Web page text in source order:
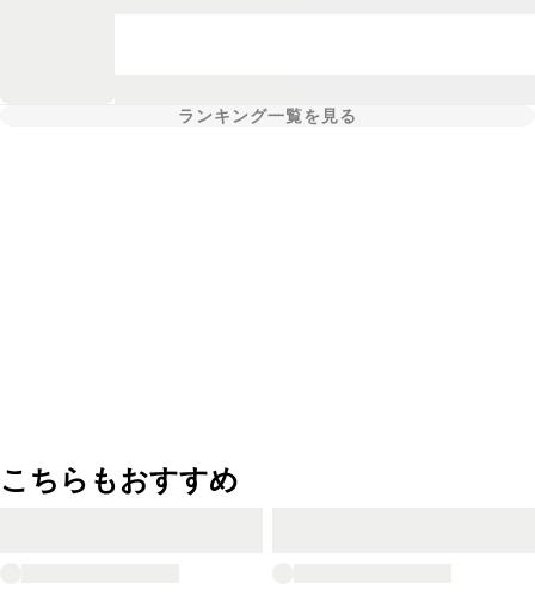
ランキング一覧を見る
こちらもおすすめ